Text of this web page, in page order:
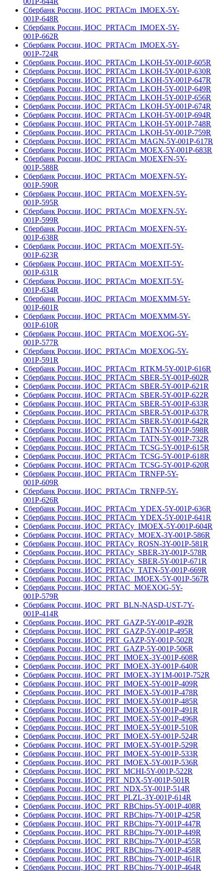
Сбербанк России, ИОС_PRTACm_IMOEX-5Y-
001Р-648R
Сбербанк России, ИОС_PRTACm_IMOEX-5Y-
001Р-662R
Сбербанк России, ИОС_PRTACm_IMOEX-5Y-
001Р-724R
Сбербанк России, ИОС_PRTACm_LKOH-5Y-001Р-605R
Сбербанк России, ИОС_PRTACm_LKOH-5Y-001Р-630R
Сбербанк России, ИОС_PRTACm_LKOH-5Y-001Р-647R
Сбербанк России, ИОС_PRTACm_LKOH-5Y-001Р-649R
Сбербанк России, ИОС_PRTACm_LKOH-5Y-001Р-656R
Сбербанк России, ИОС_PRTACm_LKOH-5Y-001Р-674R
Сбербанк России, ИОС_PRTACm_LKOH-5Y-001Р-694R
Сбербанк России, ИОС_PRTACm_LKOH-5Y-001Р-748R
Сбербанк России, ИОС_PRTACm_LKOH-5Y-001Р-759R
Сбербанк России, ИОС_PRTACm_MAGN-5Y-001Р-617R
Сбербанк России, ИОС_PRTACm_MOEX-5Y-001Р-683R
Сбербанк России, ИОС_PRTACm_MOEXFN-5Y-
001Р-588R
Сбербанк России, ИОС_PRTACm_MOEXFN-5Y-
001Р-590R
Сбербанк России, ИОС_PRTACm_MOEXFN-5Y-
001Р-595R
Сбербанк России, ИОС_PRTACm_MOEXFN-5Y-
001Р-599R
Сбербанк России, ИОС_PRTACm_MOEXFN-5Y-
001Р-638R
Сбербанк России, ИОС_PRTACm_MOEXIT-5Y-
001Р-623R
Сбербанк России, ИОС_PRTACm_MOEXIT-5Y-
001Р-631R
Сбербанк России, ИОС_PRTACm_MOEXIT-5Y-
001Р-634R
Сбербанк России, ИОС_PRTACm_MOEXMM-5Y-
001Р-601R
Сбербанк России, ИОС_PRTACm_MOEXMM-5Y-
001Р-610R
Сбербанк России, ИОС_PRTACm_MOEXOG-5Y-
001Р-577R
Сбербанк России, ИОС_PRTACm_MOEXOG-5Y-
001Р-591R
Сбербанк России, ИОС_PRTACm_RTKM-5Y-001Р-616R
Сбербанк России, ИОС_PRTACm_SBER-5Y-001Р-602R
Сбербанк России, ИОС_PRTACm_SBER-5Y-001Р-621R
Сбербанк России, ИОС_PRTACm_SBER-5Y-001Р-622R
Сбербанк России, ИОС_PRTACm_SBER-5Y-001Р-633R
Сбербанк России, ИОС_PRTACm_SBER-5Y-001Р-637R
Сбербанк России, ИОС_PRTACm_SBER-5Y-001Р-642R
Сбербанк России, ИОС_PRTACm_TATN-5Y-001Р-598R
Сбербанк России, ИОС_PRTACm_TATN-5Y-001Р-732R
Сбербанк России, ИОС_PRTACm_TCSG-5Y-001Р-615R
Сбербанк России, ИОС_PRTACm_TCSG-5Y-001Р-618R
Сбербанк России, ИОС_PRTACm_TCSG-5Y-001Р-620R
Сбербанк России, ИОС_PRTACm_TRNFP-5Y-
001Р-609R
Сбербанк России, ИОС_PRTACm_TRNFP-5Y-
001Р-626R
Сбербанк России, ИОС_PRTACm_YDEX-5Y-001Р-636R
Сбербанк России, ИОС_PRTACm_YDEX-5Y-001Р-641R
Сбербанк России, ИОС_PRTACy_IMOEX-5Y-001Р-604R
Сбербанк России, ИОС_PRTACy_MOEX-3Y-001Р-586R
Сбербанк России, ИОС_PRTACy_ROSN-3Y-001Р-581R
Сбербанк России, ИОС_PRTACy_SBER-3Y-001Р-578R
Сбербанк России, ИОС_PRTACy_SBER-5Y-001Р-671R
Сбербанк России, ИОС_PRTACy_TATN-5Y-001Р-669R
Сбербанк России, ИОС_PRTAC_IMOEX-5Y-001Р-567R
Сбербанк России, ИОС_PRTAC_MOEXOG-5Y-
001Р-579R
Сбербанк России, ИОС_PRT_BLN-NASD-UST-7Y-
001Р-414R
Сбербанк России, ИОС_PRT_GAZP-5Y-001Р-492R
Сбербанк России, ИОС_PRT_GAZP-5Y-001Р-495R
Сбербанк России, ИОС_PRT_GAZP-5Y-001Р-502R
Сбербанк России, ИОС_PRT_GAZP-5Y-001Р-506R
Сбербанк России, ИОС_PRT_IMOEX-3Y-001Р-608R
Сбербанк России, ИОС_PRT_IMOEX-3Y-001Р-640R
Сбербанк России, ИОС_PRT_IMOEX-3Y1M-001Р-752R
Сбербанк России, ИОС_PRT_IMOEX-5Y-001Р-409R
Сбербанк России, ИОС_PRT_IMOEX-5Y-001Р-478R
Сбербанк России, ИОС_PRT_IMOEX-5Y-001Р-485R
Сбербанк России, ИОС_PRT_IMOEX-5Y-001Р-491R
Сбербанк России, ИОС_PRT_IMOEX-5Y-001Р-496R
Сбербанк России, ИОС_PRT_IMOEX-5Y-001Р-510R
Сбербанк России, ИОС_PRT_IMOEX-5Y-001Р-524R
Сбербанк России, ИОС_PRT_IMOEX-5Y-001Р-529R
Сбербанк России, ИОС_PRT_IMOEX-5Y-001Р-533R
Сбербанк России, ИОС_PRT_IMOEX-5Y-001Р-536R
Сбербанк России, ИОС_PRT_MCHI-5Y-001Р-522R
Сбербанк России, ИОС_PRT_NDX-5Y-001Р-501R
Сбербанк России, ИОС_PRT_NDX-5Y-001Р-514R
Сбербанк России, ИОС_PRT_PLZL-3Y-001Р-614R
Сбербанк России, ИОС_PRT_RBChips-5Y-001Р-408R
Сбербанк России, ИОС_PRT_RBChips-7Y-001Р-425R
Сбербанк России, ИОС_PRT_RBChips-7Y-001Р-447R
Сбербанк России, ИОС_PRT_RBChips-7Y-001Р-449R
Сбербанк России, ИОС_PRT_RBChips-7Y-001Р-455R
Сбербанк России, ИОС_PRT_RBChips-7Y-001Р-458R
Сбербанк России, ИОС_PRT_RBChips-7Y-001Р-461R
Сбербанк России, ИОС_PRT_RBChips-7Y-001Р-464R